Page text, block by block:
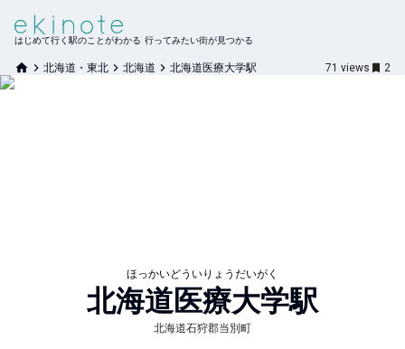
はじめて行く駅のことがわかる 行ってみたい街が見つかる
北海道・東北 北海道 北海道医療大学駅 71 views 2
ほっかいどういりょうだいがく
北海道医療大学駅
北海道石狩郡当別町